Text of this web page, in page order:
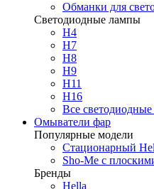
Обманки для
Светодиодные лампы
H4
H7
H8
H9
H11
H16
Все
Омыватели фар
Популярные модели
Стационарный
Sho-Me с
Бренды
Hella